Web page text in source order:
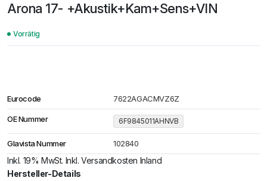
Arona 17- +Akustik+Kam+Sens+VIN
Vorrätig
Eurocode 7622AGACMVZ6Z
OE Nummer 6F9845011AHNVB
Glavista Nummer 102840
Inkl. 19% MwSt. Inkl. Versandkosten Inland
Hersteller-Details